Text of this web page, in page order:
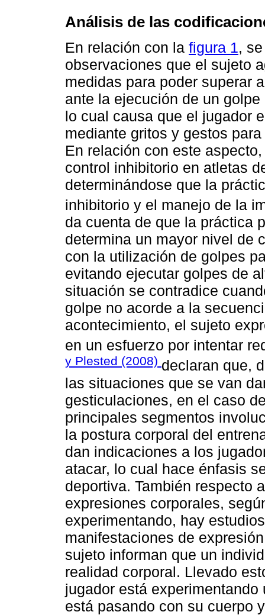
Análisis de las
En relación con la figura 1,
observaciones que el sujeto
medidas para poder superar
ante la ejecución de un
lo cual causa que el jugador
mediante gritos y gestos
En relación con este
control inhibitorio en atletas
determinándose que la
inhibitorio y el manejo de la
da cuenta de que la práctica
determina un mayor nivel de
con la utilización de golpes
evitando ejecutar golpes de
situación se contradice
golpe no acorde a la
acontecimiento, el sujeto
en un esfuerzo por intentar
y Plested (2008) declaran que,
las situaciones que se van
gesticulaciones, en el caso
principales segmentos
la postura corporal del
dan indicaciones a los
atacar, lo cual hace énfasis
deportiva. También respecto
expresiones corporales,
experimentando, hay
manifestaciones de
sujeto informan que un
realidad corporal. Llevado
jugador está
está pasando con su cuerpo